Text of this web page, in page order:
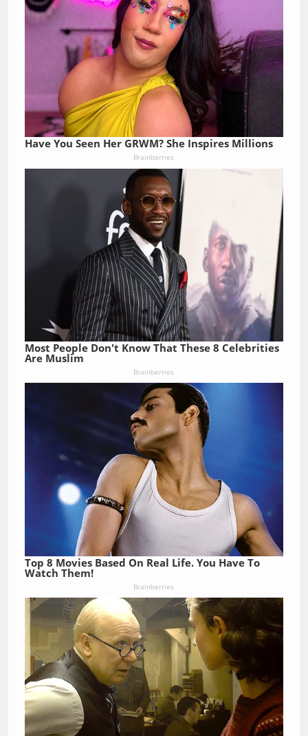
Have You Seen Her GRWM? She Inspires Millions
Brainberries
Most People Don't Know That These 8 Celebrities
Are Muslim
Brainberries
Top 8 Movies Based On Real Life. You Have To
Watch Them!
Brainberries